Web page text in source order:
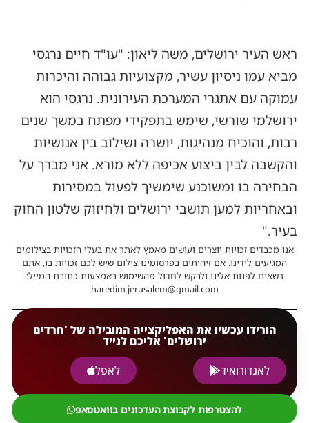
ראש העיר ירושלים, משה ליאון: "עו"ד חיים נרגסי
מביא עמו ניסיון עשיר, מקצועיות גבוהה והיכרות
עמוקה עם אתגרי המערכת העירונית. נרגסי הוא
ירושלמי שורשי, שימש בתפקידי מפתח במשך שנים
רבות, והוכיח מנהיגות, יושרה ושילוב בין אנושיות
והקשבה לבין ביצוע אכיפה ללא מורא. אני מברך על
הבחירה בו ומשוכנע שימשיך לפעול במסירות
ובאחריות למען תושבי ירושלים ולחיזוק שלטון החוק
בעיר."
אנו מכבדים זכויות יוצרים ועושים מאמץ לאתר את בעלי הזכויות בצילומים
המגיעים לידינו. אם זיהיתים בפרסומינו צילום שיש לכם זכויות בו, אתם
רשאים לפנות אלינו ולבקש לחדול מהשימוש באמצעות כתובת המייל:
haredim.jerusalem@gmail.com
הורידו עכשיו את האפליקצייה המובילה של 'חרדים
ירושלים' אליכם לנייד
לאנדורואיד
לאפל
להצטרפות לקבוצת העדכונים בוואטסאפ